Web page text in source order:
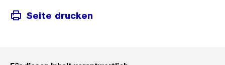
Seite drucken